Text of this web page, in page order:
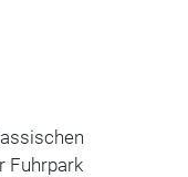
Fuhrpark